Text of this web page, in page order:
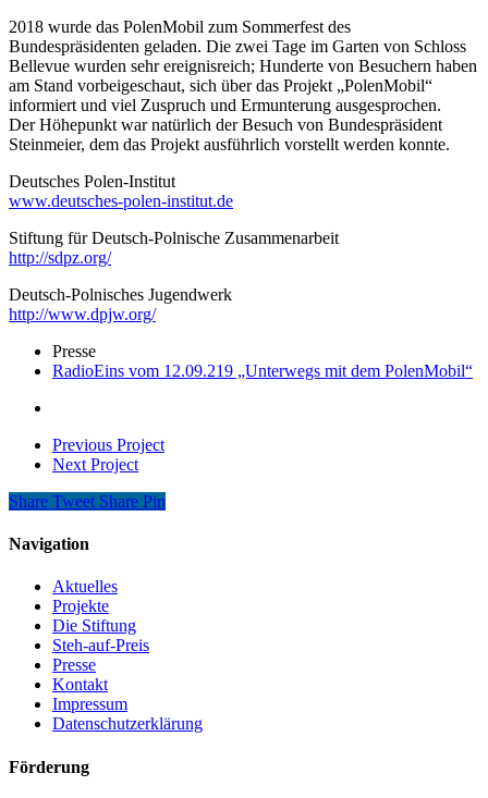
2018 wurde das PolenMobil zum Sommerfest des
Bundespräsidenten geladen. Die zwei Tage im Garten von Schloss
Bellevue wurden sehr ereignisreich; Hunderte von Besuchern haben
am Stand vorbeigeschaut, sich über das Projekt „PolenMobil“
informiert und viel Zuspruch und Ermunterung ausgesprochen.
Der Höhepunkt war natürlich der Besuch von Bundespräsident
Steinmeier, dem das Projekt ausführlich vorstellt werden konnte.
Deutsches Polen-Institut
www.deutsches-polen-institut.de
Stiftung für Deutsch-Polnische Zusammenarbeit
http://sdpz.org/
Deutsch-Polnisches Jugendwerk
http://www.dpjw.org/
Presse
RadioEins vom 12.09.219 „Unterwegs mit dem PolenMobil“
Previous Project
Next Project
Share Tweet Share Pin
Navigation
Aktuelles
Projekte
Die Stiftung
Steh-auf-Preis
Presse
Kontakt
Impressum
Datenschutzerklärung
Förderung